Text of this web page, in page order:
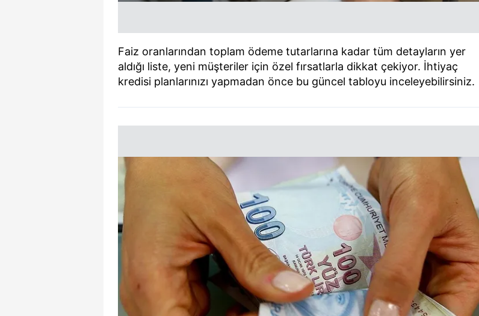
Faiz oranlarından toplam ödeme tutarlarına kadar tüm detayların yer
aldığı liste, yeni müşteriler için özel fırsatlarla dikkat çekiyor. İhtiyaç
kredisi planlarınızı yapmadan önce bu güncel tabloyu inceleyebilirsiniz.